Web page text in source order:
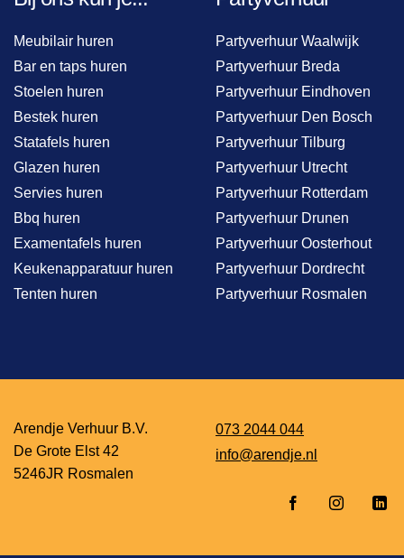
Meubilair huren
Bar en taps huren
Stoelen huren
Bestek huren
Statafels huren
Glazen huren
Servies huren
Bbq huren
Examentafels huren
Keukenapparatuur huren
Tenten huren
Partyverhuur Waalwijk
Partyverhuur Breda
Partyverhuur Eindhoven
Partyverhuur Den Bosch
Partyverhuur Tilburg
Partyverhuur Utrecht
Partyverhuur Rotterdam
Partyverhuur Drunen
Partyverhuur Oosterhout
Partyverhuur Dordrecht
Partyverhuur Rosmalen
Arendje Verhuur B.V.
De Grote Elst 42
5246JR Rosmalen
073 2044 044
info@arendje.nl